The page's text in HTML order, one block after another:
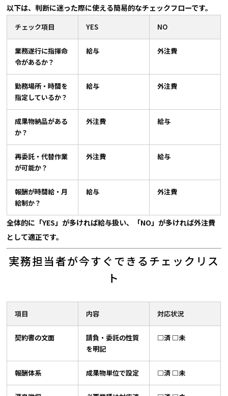
以下は、判断に迷った際に使える簡易的なチェックフローです。
チェック項目 YES NO
業務遂行に指揮命
令があるか？
給与 外注費
勤務場所・時間を
指定しているか？
給与 外注費
成果物納品がある
か？
外注費 給与
再委託・代替作業
が可能か？
外注費 給与
報酬が時間給・月
給制か？
給与 外注費
全体的に「YES」が多ければ給与扱い、「NO」が多ければ外注費
として適正です。
実務担当者が今すぐできるチェックリス
ト
項目 内容 対応状況
契約書の文面
請負・委託の性質
を明記
□済 □未
報酬体系 成果物単位で設定 □済 □未